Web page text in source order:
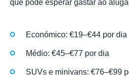
que pode esperar gastar ao
Económico: €19–€44 por dia
Médio: €45–€77 por dia
SUVs e minivans: €76–€99